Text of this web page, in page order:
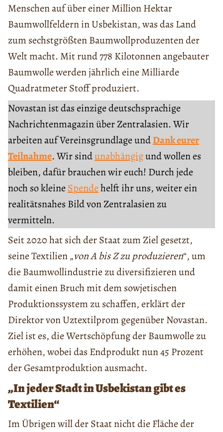
Menschen auf über einer Million Hektar
Baumwollfeldern in Usbekistan, was das Land
zum sechstgrößten Baumwollproduzenten der
Welt macht. Mit rund 778 Kilotonnen angebauter
Baumwolle werden jährlich eine Milliarde
Quadratmeter Stoff produziert.
Novastan ist das einzige deutschsprachige
Nachrichtenmagazin über Zentralasien. Wir
arbeiten auf Vereinsgrundlage undDank eurer
Teilnahme. Wir sindunabhängigund wollen es
bleiben, dafür brauchen wir euch! Durch jede
noch so kleine Spendehelft ihr uns, weiter ein
realitätsnahes Bild von Zentralasien zu
vermitteln.
Seit 2020 hat sich der Staat zum Ziel gesetzt,
seine Textilien „von A bis Z zu produzieren“, um
die Baumwollindustrie zu diversifizieren und
damit einen Bruch mit dem sowjetischen
Produktionssystem zu schaffen, erklärt der
Direktor von Uztextilprom gegenüber Novastan.
Ziel ist es, die Wertschöpfung der Baumwolle zu
erhöhen, wobei das Endprodukt nun 45 Prozent
der Gesamtproduktion ausmacht.
„In jeder Stadt in Usbekistan gibt es
Textilien“
Im Übrigen will der Staat nicht die Fläche der